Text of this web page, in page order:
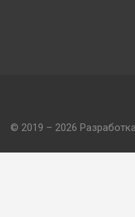
© 2019 – 2026